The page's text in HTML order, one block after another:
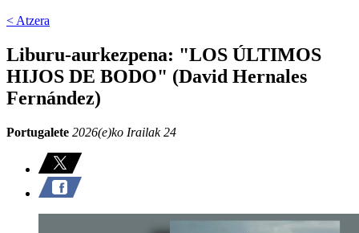
< Atzera
Liburu-aurkezpena: "LOS ÚLTIMOS
HIJOS DE BODO" (David Hernales
Fernández)
Portugalete 2026(e)ko Irailak 24